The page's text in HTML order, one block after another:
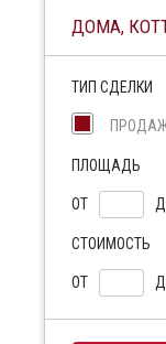
ДОМА,
ТИП СДЕЛКИ
ПЛОЩАДЬ
ОТ
СТОИМОСТЬ
ОТ